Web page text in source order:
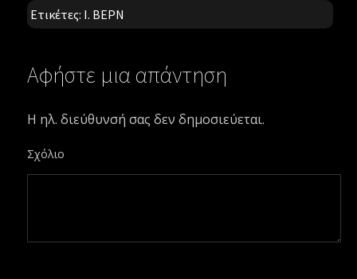
Ετικέτες: Ι. ΒΕΡΝ
Αφήστε μια απάντηση
Η ηλ. διεύθυνσή σας δεν δημοσιεύεται.
Σχόλιο